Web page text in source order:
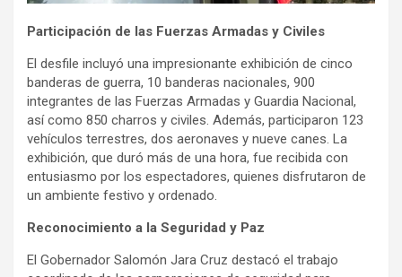
Participación de las Fuerzas Armadas y Civiles
El desfile incluyó una impresionante exhibición de cinco
banderas de guerra, 10 banderas nacionales, 900
integrantes de las Fuerzas Armadas y Guardia Nacional,
así como 850 charros y civiles. Además, participaron 123
vehículos terrestres, dos aeronaves y nueve canes. La
exhibición, que duró más de una hora, fue recibida con
entusiasmo por los espectadores, quienes disfrutaron de
un ambiente festivo y ordenado.
Reconocimiento a la Seguridad y Paz
El Gobernador Salomón Jara Cruz destacó el trabajo